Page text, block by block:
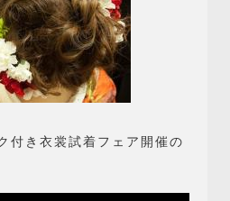
付き衣裳試着フェア開催の